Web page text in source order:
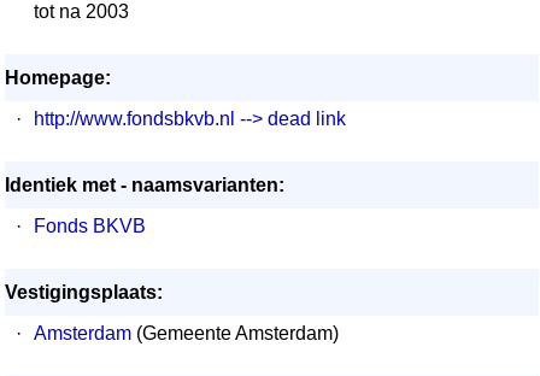
tot na 2003
Homepage:
·
http://www.fondsbkvb.nl --> dead link
Identiek met - naamsvarianten:
·
Fonds BKVB
Vestigingsplaats:
·
Amsterdam (Gemeente Amsterdam)